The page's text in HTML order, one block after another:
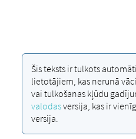
Šis teksts ir tulkots
lietotājiem, kas nerunā
vai tulkošanas kļūdu
valodasversija, kas ir
versija.